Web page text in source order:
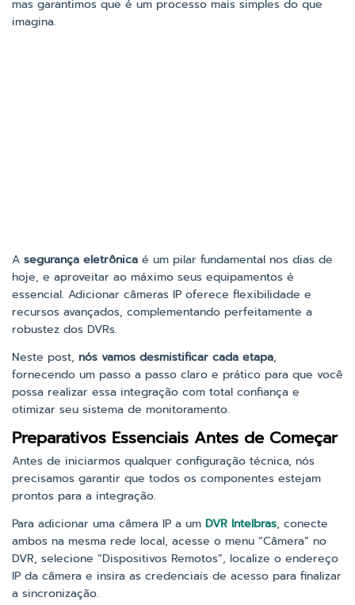
mas garantimos que é um processo mais simples do que
imagina.
A segurança eletrônica é um pilar fundamental nos dias de
hoje, e aproveitar ao máximo seus equipamentos é
essencial. Adicionar câmeras IP oferece flexibilidade e
recursos avançados, complementando perfeitamente a
robustez dos DVRs.
Neste post, nós vamos desmistificar cada etapa,
fornecendo um passo a passo claro e prático para que você
possa realizar essa integração com total confiança e
otimizar seu sistema de monitoramento.
Preparativos Essenciais Antes de Começar
Antes de iniciarmos qualquer configuração técnica, nós
precisamos garantir que todos os componentes estejam
prontos para a integração.
Para adicionar uma câmera IP a um DVR Intelbras, conecte
ambos na mesma rede local, acesse o menu “Câmera” no
DVR, selecione “Dispositivos Remotos”, localize o endereço
IP da câmera e insira as credenciais de acesso para finalizar
a sincronização.